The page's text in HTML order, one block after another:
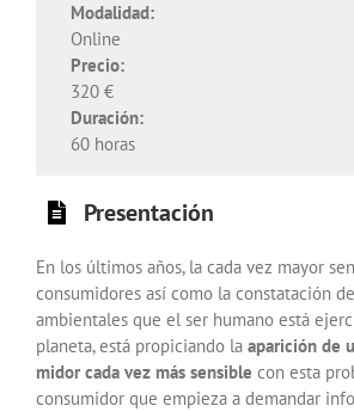
Modalidad:
Online
Precio:
320 €
Duración:
60 horas
Presentación
En los últimos años, la cada vez mayor
consumidores así como la constatación
ambientales que el ser humano está
planeta, está propiciando la aparición de
midor cada vez más sensible con esta
consumidor que empieza a demandar